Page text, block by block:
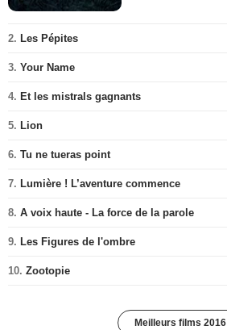
2. Les Pépites
3. Your Name
4. Et les mistrals gagnants
5. Lion
6. Tu ne tueras point
7. Lumière ! L’aventure commence
8. A voix haute - La force de la parole
9. Les Figures de l'ombre
10. Zootopie
Meilleurs films 2016